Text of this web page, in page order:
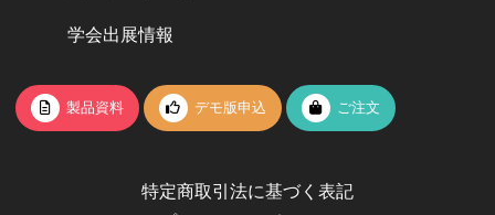
学会出展情報
製品資料 デモ版申込 ご注文
特定商取引法に基づく表記